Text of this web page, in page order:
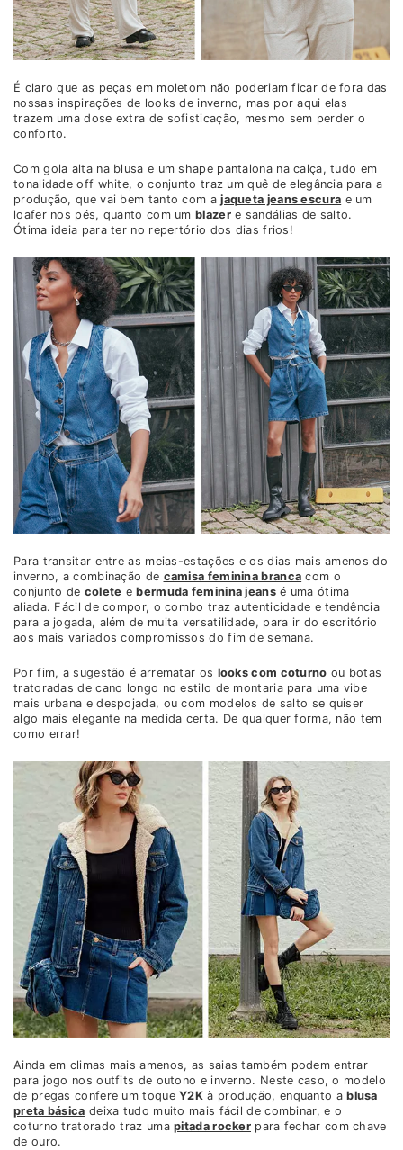
É claro que as peças em moletom não poderiam ficar de fora das
nossas inspirações de looks de inverno, mas por aqui elas
trazem uma dose extra de sofisticação, mesmo sem perder o
conforto.
Com gola alta na blusa e um shape pantalona na calça, tudo em
tonalidade off white, o conjunto traz um quê de elegância para a
produção, que vai bem tanto com ajaqueta jeans escura e um
loafer nos pés, quanto com umblazere sandálias de salto.
Ótima ideia para ter no repertório dos dias frios!
Para transitar entre as meias-estações e os dias mais amenos do
inverno, a combinação de camisa feminina branca com o
conjunto de colete ebermuda feminina jeansé uma ótima
aliada. Fácil de compor, o combo traz autenticidade e tendência
para a jogada, além de muita versatilidade, para ir do escritório
aos mais variados compromissos do fim de semana.
Por fim, a sugestão é arrematar os looks com coturno ou botas
tratoradas de cano longo no estilo de montaria para uma vibe
mais urbana e despojada, ou com modelos de salto se quiser
algo mais elegante na medida certa. De qualquer forma, não tem
como errar!
Ainda em climas mais amenos, as saias também podem entrar
para jogo nos outfits de outono e inverno. Neste caso, o modelo
de pregas confere um toqueY2K à produção, enquanto ablusa
preta básica deixa tudo muito mais fácil de combinar, e o
coturno tratorado traz umapitada rocker para fechar com chave
de ouro.